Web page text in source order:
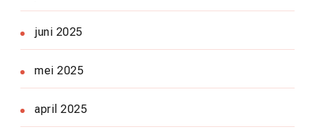
juni 2025
mei 2025
april 2025